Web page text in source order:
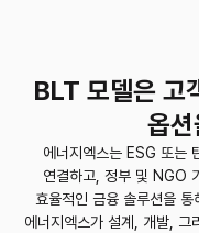
BLT 모델은 고
옵
에너지엑스는 ESG 또는
연결하고, 정부 및 NGO
효율적인 금융 솔루션을
에너지엑스가 설계, 개발, 그